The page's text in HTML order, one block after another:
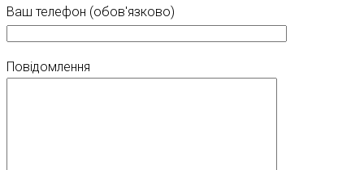
Ваш телефон (обов'язково)
Повідомлення